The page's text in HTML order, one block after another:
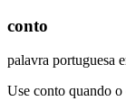
conto
palavra portuguesa
Use conto quando o